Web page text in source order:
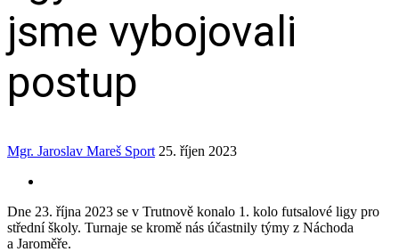
jsme vybojovali
postup
Mgr. Jaroslav Mareš Sport 25. říjen 2023
Dne 23. října 2023 se v Trutnově konalo 1. kolo futsalové ligy pro
střední školy. Turnaje se kromě nás účastnily týmy z Náchoda
a Jaroměře.